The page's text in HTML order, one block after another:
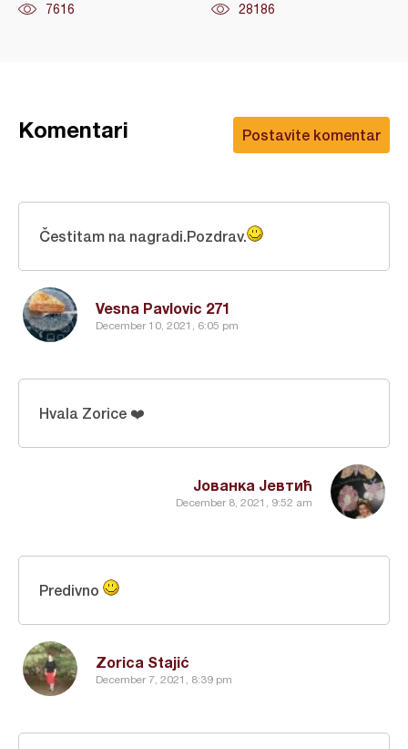
7616 28186
Postavite komentar
Komentari
Vesna Pavlovic 271
December 10, 2021, 6:05 pm
Čestitam na nagradi.Pozdrav.
Јованка Јевтић
December 8, 2021, 9:52 am
Hvala Zorice ❤️
Zorica Stajić
December 7, 2021, 8:39 pm
Predivno